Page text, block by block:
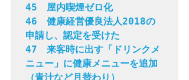
45　屋内喫煙ゼロ化
46　健康経営優良法人2018の
申請し、認定を受けた
47　来客時に出す「ドリンクメ
ニュー」に健康メニューを追加
（青汁など月替わり）